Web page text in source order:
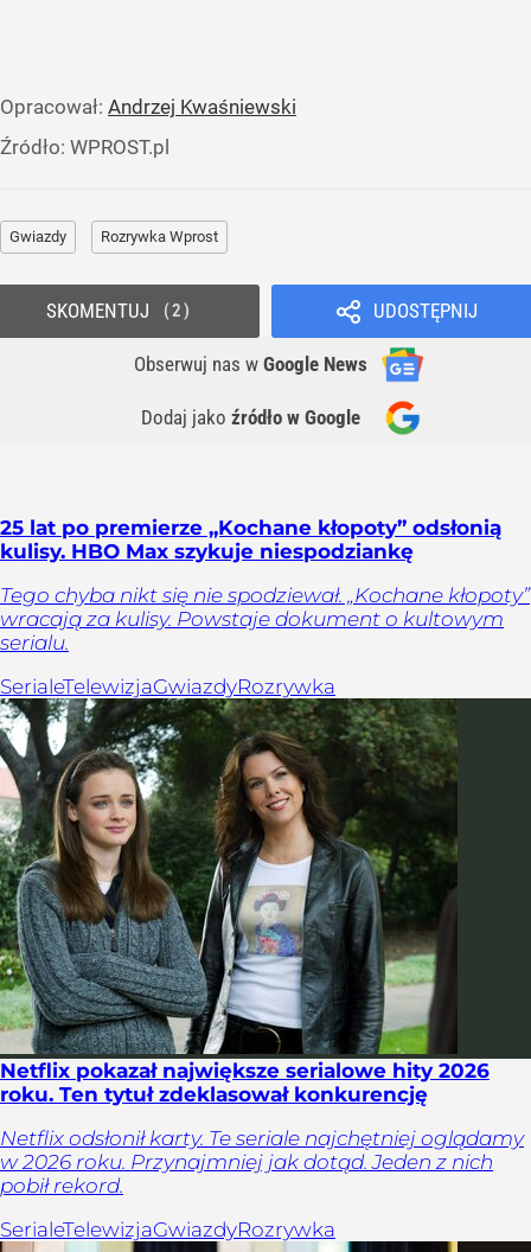
Opracował: Andrzej Kwaśniewski
Źródło: WPROST.pl
Gwiazdy Rozrywka Wprost
UDOSTĘPNIJ
Obserwuj nas w Google News
Dodaj jako źródło w Google
SKOMENTUJ 2
25 lat po premierze „Kochane kłopoty” odsłonią
kulisy. HBO Max szykuje niespodziankę
Tego chyba nikt się nie spodziewał. „Kochane kłopoty”
wracają za kulisy. Powstaje dokument o kultowym
serialu.
SerialeTelewizjaGwiazdyRozrywka
Netflix pokazał największe serialowe hity 2026
roku. Ten tytuł zdeklasował konkurencję
Netflix odsłonił karty. Te seriale najchętniej oglądamy
w 2026 roku. Przynajmniej jak dotąd. Jeden z nich
pobił rekord.
SerialeTelewizjaGwiazdyRozrywka